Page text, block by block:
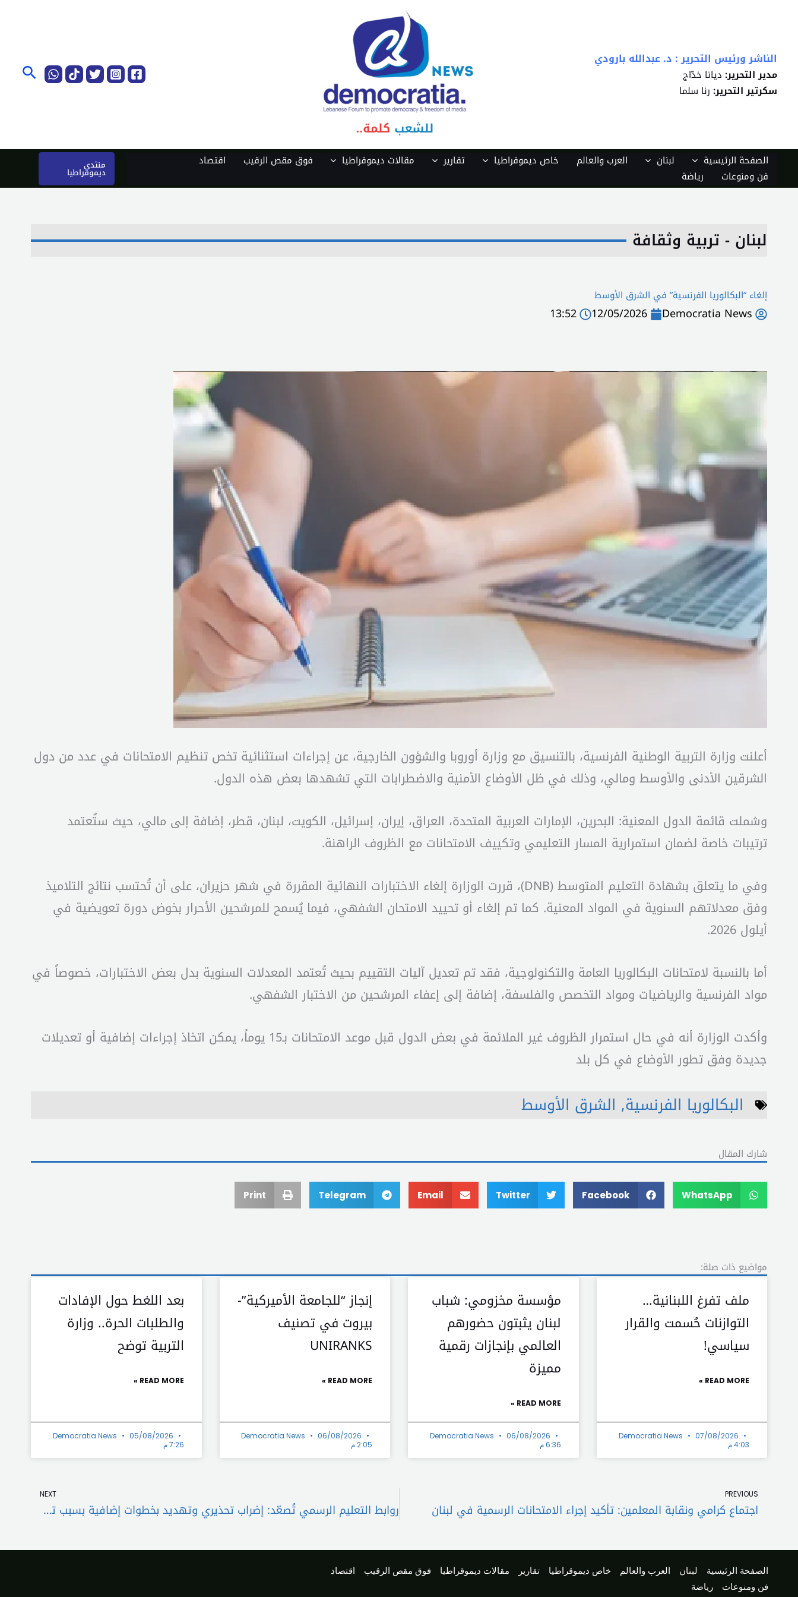
الناشر ورئيس التحرير : د. عبدالله بارودي
مدير التحرير: ديانا خدّاج
سكرتير التحرير: رنا سلما
الصفحة الرئيسية لبنان العرب والعالم خاص ديموقراطيا تقارير مقالات ديموقراطيا فوق مقص الرقيب
اقتصاد
فن ومنوعات
رياضة
منتدى
ديموقراطيا
لبنان - تربية وثقافة
إلغاء “البكالوريا الفرنسية” في الشرق الأوسط
Democratia News
12/05/2026
13:52
أعلنت وزارة التربية الوطنية الفرنسية، بالتنسيق مع وزارة أوروبا والشؤون الخارجية، عن إجراءات استثنائية تخص تنظيم الامتحانات في عدد من دول
الشرقين الأدنى والأوسط ومالي، وذلك في ظل الأوضاع الأمنية والاضطرابات التي تشهدها بعض هذه الدول.
وشملت قائمة الدول المعنية: البحرين، الإمارات العربية المتحدة، العراق، إيران، إسرائيل، الكويت، لبنان، قطر، إضافة إلى مالي، حيث ستُعتمد
ترتيبات خاصة لضمان استمرارية المسار التعليمي وتكييف الامتحانات مع الظروف الراهنة.
وفي ما يتعلق بشهادة التعليم المتوسط (DNB)، قررت الوزارة إلغاء الاختبارات النهائية المقررة في شهر حزيران، على أن تُحتسب نتائج التلاميذ
وفق معدلاتهم السنوية في المواد المعنية. كما تم إلغاء أو تحييد الامتحان الشفهي، فيما يُسمح للمرشحين الأحرار بخوض دورة تعويضية في
أيلول 2026.
أما بالنسبة لامتحانات البكالوريا العامة والتكنولوجية، فقد تم تعديل آليات التقييم بحيث تُعتمد المعدلات السنوية بدل بعض الاختبارات، خصوصاً في
مواد الفرنسية والرياضيات ومواد التخصص والفلسفة، إضافة إلى إعفاء المرشحين من الاختبار الشفهي.
وأكدت الوزارة أنه في حال استمرار الظروف غير الملائمة في بعض الدول قبل موعد الامتحانات بـ15 يوماً، يمكن اتخاذ إجراءات إضافية أو تعديلات
جديدة وفق تطور الأوضاع في كل بلد
البكالوريا الفرنسية, الشرق الأوسط
شارك المقال
WhatsApp
Facebook
Twitter
Email
Telegram
Print
مواضيع ذات صلة:
ملف تفرغ اللبنانية…
التوازنات حُسمت والقرار
سياسي!
READ MORE »
Democratia News
07/08/2026
4:03 م
مؤسسة مخزومي: شباب
لبنان يثبتون حضورهم
العالمي بإنجازات رقمية
مميزة
READ MORE »
Democratia News
06/08/2026
6:36 م
إنجاز “للجامعة الأميركية”-
بيروت في تصنيف
UNIRANKS
READ MORE »
Democratia News
06/08/2026
2:05 م
بعد اللغط حول الإفادات
والطلبات الحرة.. وزارة
التربية توضح
READ MORE »
Democratia News
05/08/2026
7:26 م
PREVIOUS
اجتماع كرامي ونقابة المعلمين: تأكيد إجراء الامتحانات الرسمية في لبنان
NEXT
روابط التعليم الرسمي تُصعّد: إضراب تحذيري وتهديد بخطوات إضافية بسبب تدهور الأوضاع المعيشية
الصفحة الرئيسية لبنان العرب والعالم خاص ديموقراطيا تقارير مقالات ديموقراطيا فوق مقص الرقيب
اقتصاد
فن ومنوعات
رياضة